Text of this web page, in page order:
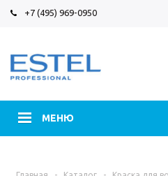
+7 (495) 969-0950
МЕНЮ